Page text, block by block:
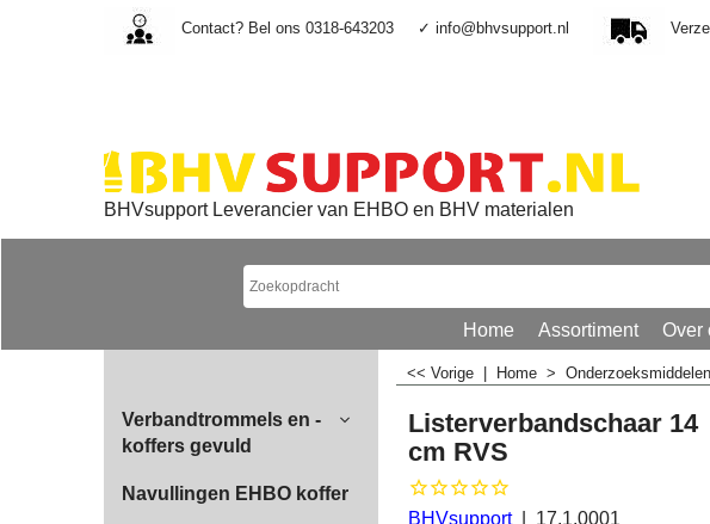
Contact? Bel ons 0318-643203 ✓ info@bhvsupport.nl
BHVsupport Leverancier van EHBO en BHV materialen
Home Assortiment Over
Verbandtrommels en -
koffers gevuld
Navullingen EHBO koffer
<< Vorige Home >
Listerverbandschaar 14
cm RVS
BHVsupport 17.1.0001